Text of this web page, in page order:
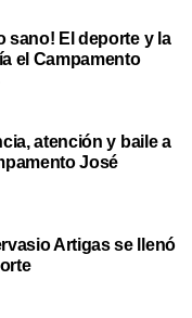
sano! El deporte y la
el Campamento
atención y baile a
José
Artigas se llenó